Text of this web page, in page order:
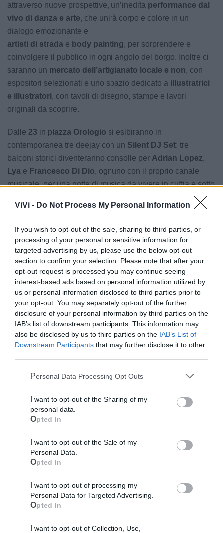
ViVi - Do Not Process My Personal Information
If you wish to opt-out of the sale, sharing to third parties, or
processing of your personal or sensitive information for
targeted advertising by us, please use the below opt-out
section to confirm your selection. Please note that after your
opt-out request is processed you may continue seeing
interest-based ads based on personal information utilized by
us or personal information disclosed to third parties prior to
your opt-out. You may separately opt-out of the further
disclosure of your personal information by third parties on the
IAB’s list of downstream participants. This information may
also be disclosed by us to third parties on the IAB’s List of
Downstream Participants that may further disclose it to other
Personal Data Processing Opt Outs
personal data.
Opted In
Personal Data.
Opted In
Personal Data for Targeted Advertising.
Opted In
attraverso nuove prospettive, un’inedita performance dal
vivo di danza e arte, che unirà corpo e colore in un
dialogo emozionante e
artisti di strada e body painting, per sorprendere e
coinvolgere il pubblico in ogni angolo del borgo. Inoltre ci
saranno un mercato dell’artigianato locale e non, con
espositori selezionati e uno spazio dedicato a illustratrici
e illustratori, con tavoli di disegno, stampe e lavori
originali da scoprire.
Dalle 23 in piazza Orologio si esibiranno in
contemporanea tre deejay con un Silent DJ Set: tre
balconi storici diventeranno consolle per Adrian Lopez,
Lya e Francesco Di Dio, ognuno con il proprio canale
musicale, per una notte di musica da vivere in cuffia e sotto
qualità, con stand e punti ristoro che valorizzano i sapori
del territorio.
Gi.Ri. d’Arte 2025 è realizzato con il contributo del
Comune di Ginosa, in collaborazione con altre realtà
associative locali, artisti, artigiani e il sostegno delle attività
del territorio.L’ingresso è libero.
Le notizie del giorno sul tuo smartphone
Ricevi gratuitamente ogni giorno le notizie della tua
città direttamente sul tuo smartphone. Scarica Telegram